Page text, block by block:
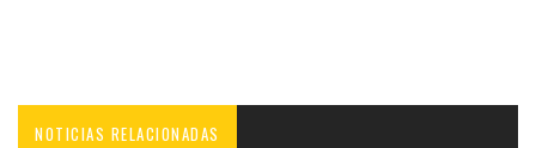
NOTICIAS RELACIONADAS